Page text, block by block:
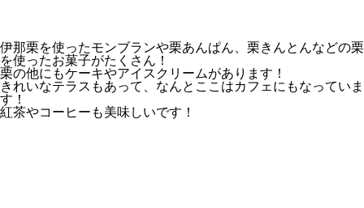
伊那栗を使ったモンブランや栗あんぱん、栗きんとんなどの栗
を使ったお菓子がたくさん！
栗の他にもケーキやアイスクリームがあります！
きれいなテラスもあって、なんとここはカフェにもなっていま
す！
紅茶やコーヒーも美味しいです！